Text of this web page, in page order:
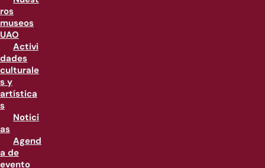
ros
museos
UAO
Activi
dades
culturale
s y
artística
s
Notici
as
Agend
a de
evento